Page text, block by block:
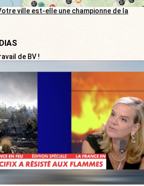
ville est-elle une championne de la
de BV !